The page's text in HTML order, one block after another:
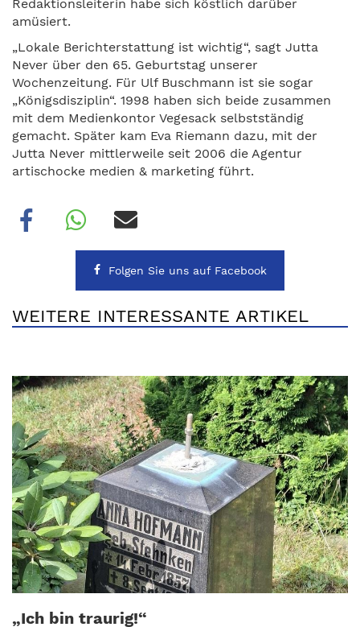
Redaktionsleiterin habe sich köstlich darüber
amüsiert.
„Lokale Berichterstattung ist wichtig“, sagt Jutta
Never über den 65. Geburtstag unserer
Wochenzeitung. Für Ulf Buschmann ist sie sogar
„Königsdisziplin“. 1998 haben sich beide zusammen
mit dem Medienkontor Vegesack selbstständig
gemacht. Später kam Eva Riemann dazu, mit der
Jutta Never mittlerweile seit 2006 die Agentur
artischocke medien & marketing führt.
Folgen Sie uns auf Facebook
WEITERE INTERESSANTE ARTIKEL
„Ich bin traurig!“